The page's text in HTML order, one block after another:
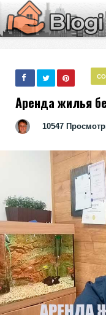
Аренда жилья
10547